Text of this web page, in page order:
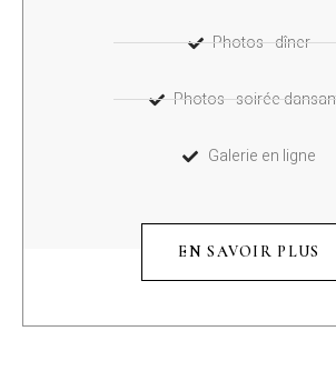
Photos - dîner
Photos - soirée
Galerie en ligne
EN SAVOIR PLUS